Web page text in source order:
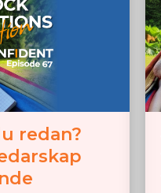
redan?